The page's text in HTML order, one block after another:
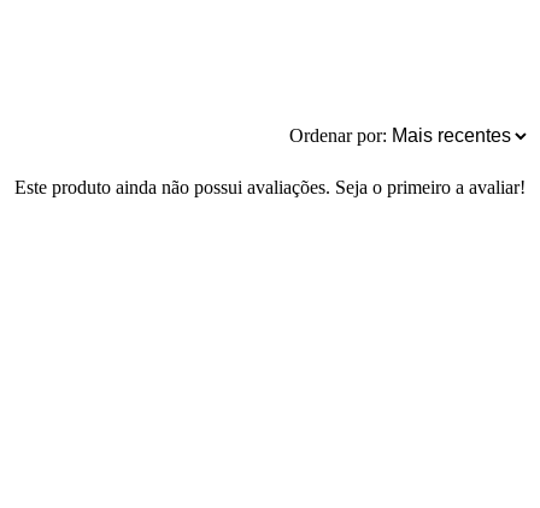
Ordenar por:
Este produto ainda não possui avaliações. Seja o primeiro a avaliar!